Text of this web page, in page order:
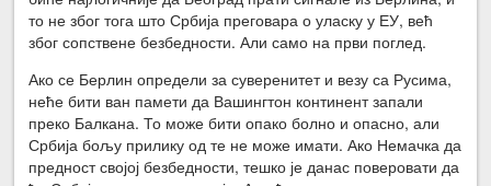
то не због тога што Србија преговара о уласку у ЕУ, већ
због сопствене безбедности. Али само на први поглед.
Ако се Берлин определи за суверенитет и везу са Русима,
неће бити ван памети да Вашингтон континент запали
преко Балкана. То може бити опако болно и опасно, али
Србија бољу прилику од те не може имати. Ако Немачка да
предност својој безбедности, тешко је данас поверовати да